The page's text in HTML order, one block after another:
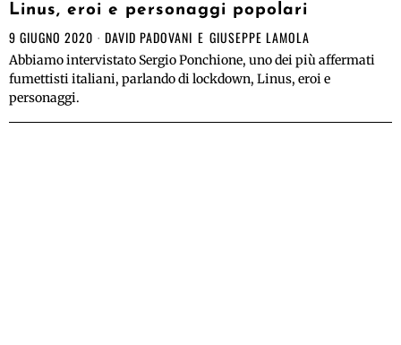
Linus, eroi e personaggi popolari
9 GIUGNO 2020 DAVID PADOVANI E GIUSEPPE LAMOLA
Abbiamo intervistato Sergio Ponchione, uno dei più affermati
fumettisti italiani, parlando di lockdown, Linus, eroi e
personaggi.